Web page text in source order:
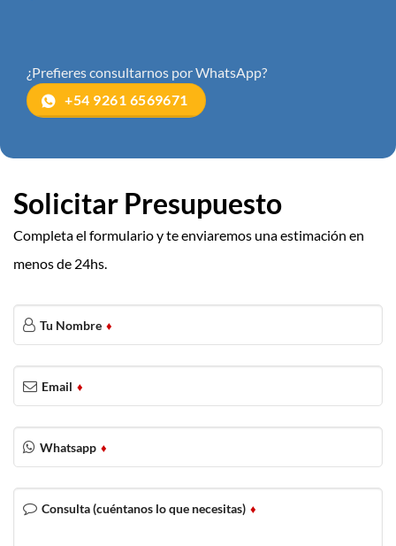
¿Prefieres consultarnos por WhatsApp?
+54 9261 6569671
Solicitar Presupuesto
Completa el formulario y te enviaremos una estimación en
menos de 24hs.
Tu Nombre ♦
Email ♦
Email ♦
Whatsapp ♦
Consulta (cuéntanos lo que necesitas) ♦